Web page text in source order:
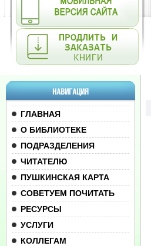
НАВИГАЦИЯ
ГЛАВНАЯ
О БИБЛИОТЕКЕ
ПОДРАЗДЕЛЕНИЯ
ЧИТАТЕЛЮ
ПУШКИНСКАЯ КАРТА
СОВЕТУЕМ ПОЧИТАТЬ
РЕСУРСЫ
УСЛУГИ
КОЛЛЕГАМ